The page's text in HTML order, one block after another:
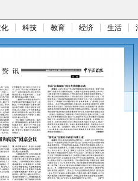
科技 教育 经济 生活